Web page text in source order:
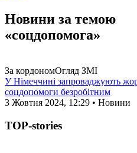
Новини за темою
«соцдопомога»
За кордономОгляд ЗМІ
У Німеччині запроваджують
соцдопомоги безробітним
3 Жовтня 2024, 12:29 • Новини
TOP-stories